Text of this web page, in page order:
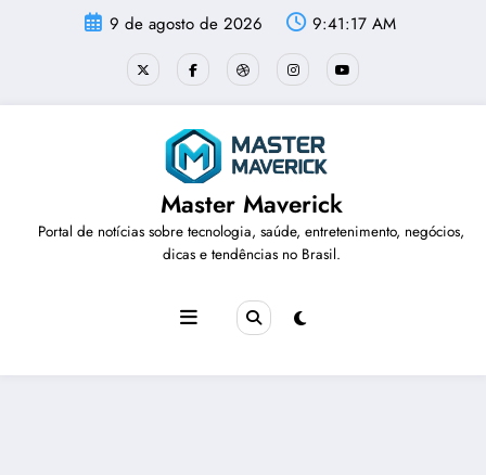
9 de agosto de 2026 9:41:17 AM
Master Maverick
Portal de notícias sobre tecnologia, saúde, entretenimento, negócios,
dicas e tendências no Brasil.